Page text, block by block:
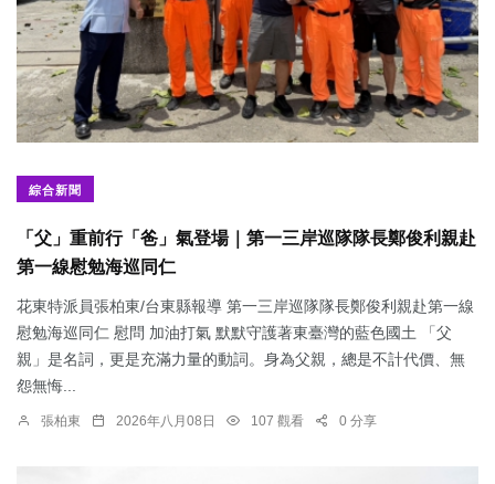
綜合新聞
「父」重前行「爸」氣登場｜第一三岸巡隊隊長鄭俊利親赴
第一線慰勉海巡同仁
花東特派員張柏東/台東縣報導 第一三岸巡隊隊長鄭俊利親赴第一線
慰勉海巡同仁 慰問 加油打氣 默默守護著東臺灣的藍色國土 「父
親」是名詞，更是充滿力量的動詞。身為父親，總是不計代價、無
怨無悔...
張柏東 2026年八月08日 107 觀看 0 分享